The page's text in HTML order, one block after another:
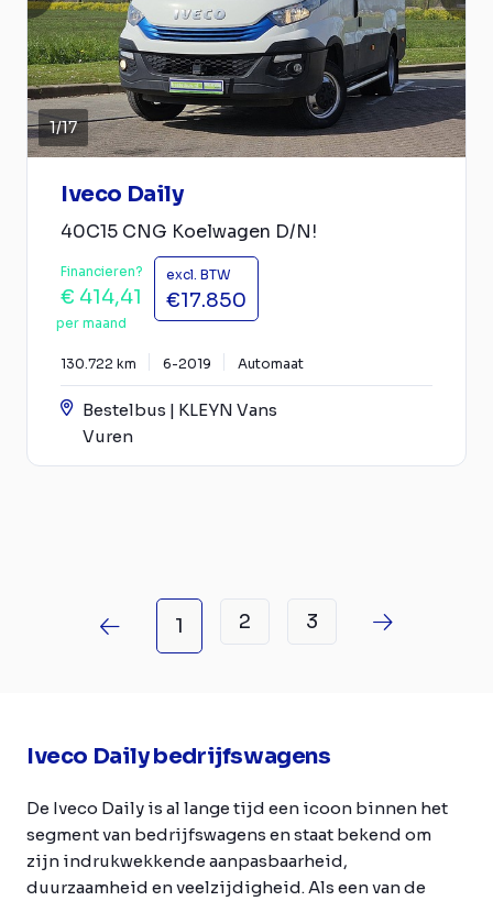
1/17
Iveco Daily
40C15 CNG Koelwagen D/N!
Financieren?
€ 414,41
per maand
excl. BTW
€17.850
130.722 km 6-2019 Automaat
Bestelbus | KLEYN Vans
Vuren
1 2 3
Iveco Daily bedrijfswagens
De Iveco Daily is al lange tijd een icoon binnen het
segment van bedrijfswagens en staat bekend om
zijn indrukwekkende aanpasbaarheid,
duurzaamheid en veelzijdigheid. Als een van de